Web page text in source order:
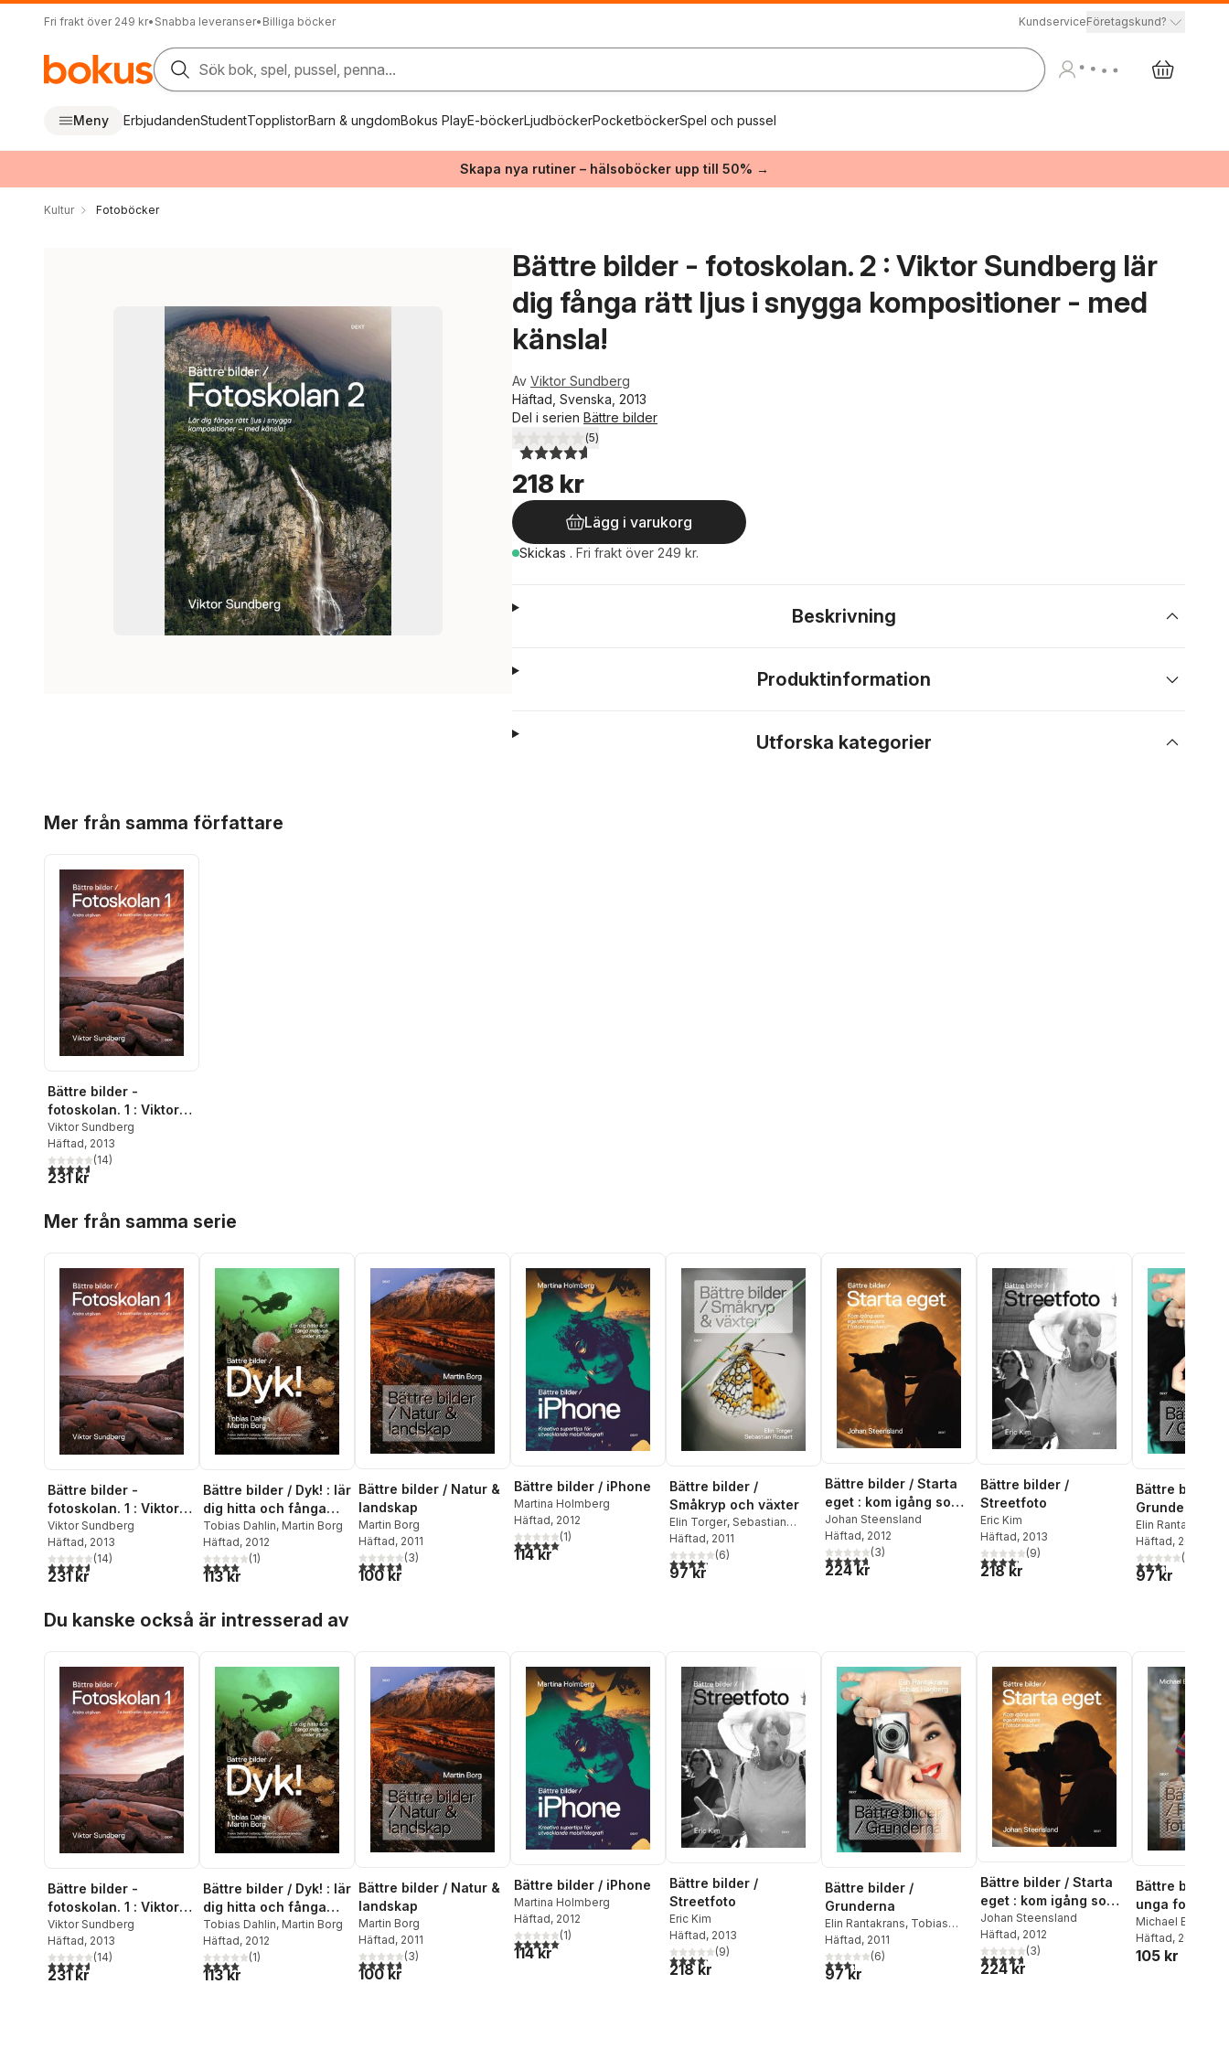
Fri frakt över 249 kr• Snabba leveranser• Billiga böcker KundserviceFöretagskund?
Sök bok, spel, pussel, penna...
Meny ErbjudandenStudentTopplistorBarn & ungdomBokus PlayE-böckerLjudböckerPocketböckerSpel och pussel
Skapa nya rutiner – hälsoböcker upp till 50% →
Kultur Fotoböcker
Bättre bilder - fotoskolan. 2 : Viktor Sundberg lär
dig fånga rätt ljus i snygga kompositioner - med
känsla!
Av Viktor Sundberg
Häftad, Svenska, 2013
Del i serien Bättre bilder
4,6utav 5 stjärnor. Totalt antal röster:
(5)
218 kr
Lägg i varukorg
Skickas . Fri frakt över 249 kr.
Beskrivning
Produktinformation
Utforska kategorier
Mer från samma författare
Bättre bilder -
fotoskolan. 1 : Viktor
Sundberg lär dig ta
kontrollen över
kameran
Viktor Sundberg
Häftad, 2013
4,6utav 5 stjärnor. Totalt antal röster:
(14)
231 kr
Mer från samma serie
Bättre bilder -
fotoskolan. 1 : Viktor
Sundberg lär dig ta
kontrollen över
kameran
Viktor Sundberg
Häftad, 2013
4,6utav 5 stjärnor. Totalt antal röster:
(14)
231 kr
Bättre bilder / Dyk! : lär
dig hitta och fånga
motiven under ytan
Tobias Dahlin, Martin Borg
Häftad, 2012
4,0utav 5 stjärnor. Totalt antal röster:
(1)
113 kr
Bättre bilder / Natur &
landskap
Martin Borg
Häftad, 2011
4,7utav 5 stjärnor. Totalt antal röster:
(3)
100 kr
Bättre bilder / iPhone
Martina Holmberg
Häftad, 2012
5,0utav 5 stjärnor. Totalt antal röster:
(1)
114 kr
Bättre bilder /
Småkryp och växter
Elin Torger, Sebastian
Romert
Häftad, 2011
4,2utav 5 stjärnor. Totalt antal röster:
(6)
97 kr
Bättre bilder / Starta
eget : kom igång som
egenföretagare i
fotobranschen!
Johan Steensland
Häftad, 2012
4,7utav 5 stjärnor. Totalt antal röster:
(3)
224 kr
Bättre bilder /
Streetfoto
Eric Kim
Häftad, 2013
4,2utav 5 stjärnor. Totalt antal röster:
(9)
218 kr
Bättre bilder /
Grunderna
Elin Rantakrans
Hagberg
Häftad, 2011
3,3utav 5(
97 kr
Du kanske också är intresserad av
Bättre bilder -
fotoskolan. 1 : Viktor
Sundberg lär dig ta
kontrollen över
kameran
Viktor Sundberg
Häftad, 2013
4,6utav 5 stjärnor. Totalt antal röster:
(14)
231 kr
Bättre bilder / Dyk! : lär
dig hitta och fånga
motiven under ytan
Tobias Dahlin, Martin Borg
Häftad, 2012
4,0utav 5 stjärnor. Totalt antal röster:
(1)
113 kr
Bättre bilder / Natur &
landskap
Martin Borg
Häftad, 2011
4,7utav 5 stjärnor. Totalt antal röster:
(3)
100 kr
Bättre bilder / iPhone
Martina Holmberg
Häftad, 2012
5,0utav 5 stjärnor. Totalt antal röster:
(1)
114 kr
Bättre bilder /
Streetfoto
Eric Kim
Häftad, 2013
4,2utav 5 stjärnor. Totalt antal röster:
(9)
218 kr
Bättre bilder /
Grunderna
Elin Rantakrans, Tobias
Hagberg
Häftad, 2011
3,3utav 5 stjärnor. Totalt antal röster:
(6)
97 kr
Bättre bilder / Starta
eget : kom igång som
egenföretagare i
fotobranschen!
Johan Steensland
Häftad, 2012
4,7utav 5 stjärnor. Totalt antal röster:
(3)
224 kr
Bättre bilder /
unga
Michael Ebert
Abend
Häftad, 2011
105 kr